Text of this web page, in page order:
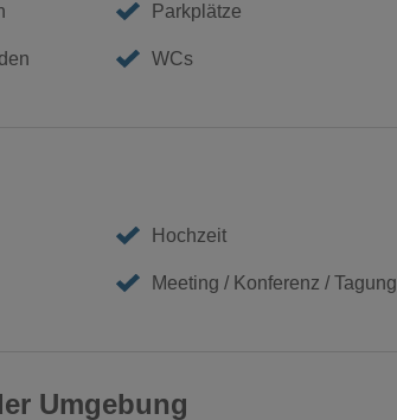
Parkplätze
WCs
Hochzeit
Meeting / Konferenz / Tagung
Umgebung